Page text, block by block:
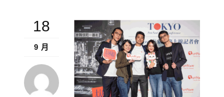
18
9 月